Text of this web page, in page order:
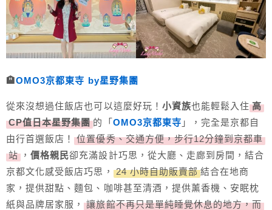
🏨OMO3京都東寺 by星野集團
從來沒想過住飯店也可以這麼好玩！ 小資族也能輕鬆入住 高
CP值日本星野集團 的「 OMO3京都東寺 」，完全是京都自
由行首選飯店！ 位置優秀、交通方便，步行12分鐘到京都車
站 ，價格親民卻充滿設計巧思，從大廳、走廊到房間，結合
京都文化感受飯店巧思，
24 小時自助販賣部 結合在地商
家，提供甜點、麵包、咖啡甚至清酒，提供薰香機、安眠枕
紙與品牌居家服， 讓旅館不再只是單純睡覺休息的地方，而